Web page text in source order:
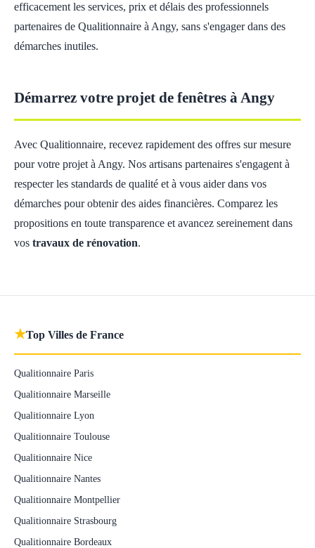
efficacement les services, prix et délais des professionnels
partenaires de Qualitionnaire à Angy, sans s'engager dans des
démarches inutiles.
Démarrez votre projet de fenêtres à Angy
Avec Qualitionnaire, recevez rapidement des offres sur mesure
pour votre projet à Angy. Nos artisans partenaires s'engagent à
respecter les standards de qualité et à vous aider dans vos
démarches pour obtenir des aides financières. Comparez les
propositions en toute transparence et avancez sereinement dans
vos travaux de rénovation.
★Top Villes de France
Qualitionnaire Paris
Qualitionnaire Marseille
Qualitionnaire Lyon
Qualitionnaire Toulouse
Qualitionnaire Nice
Qualitionnaire Nantes
Qualitionnaire Montpellier
Qualitionnaire Strasbourg
Qualitionnaire Bordeaux